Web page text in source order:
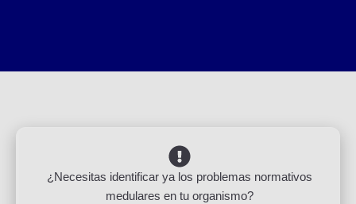
¿Necesitas identificar ya los problemas normativos
medulares en tu organismo?